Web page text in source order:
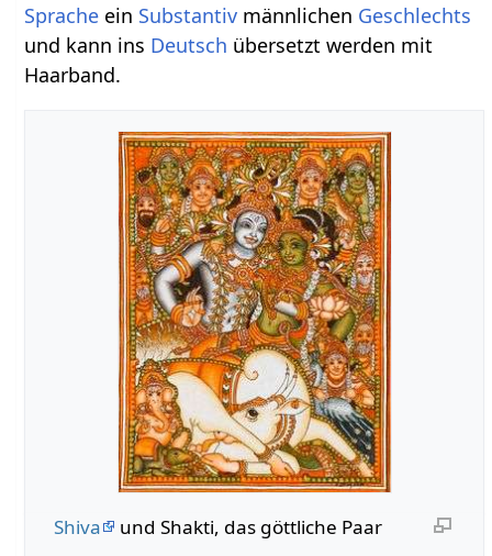
Sprache ein Substantiv männlichen Geschlechts
und kann ins Deutsch übersetzt werden mit
Haarband.
Shiva und Shakti, das göttliche Paar